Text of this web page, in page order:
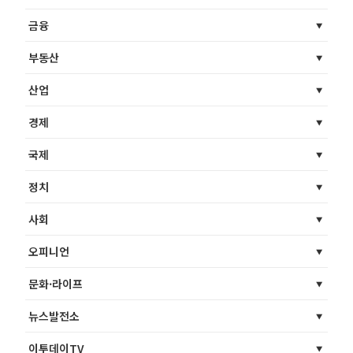
금융
부동산
산업
경제
국제
정치
사회
오피니언
문화·라이프
뉴스발전소
이투데이TV